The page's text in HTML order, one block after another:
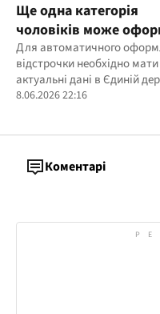
Ще одна категорія
чоловіків може
відстрочку в Резерв+
Для автоматичного
відстрочки необхідно мати
актуальні дані в Єдиній
електронній базі з питань
8.06.2026 22:16
Коментарі